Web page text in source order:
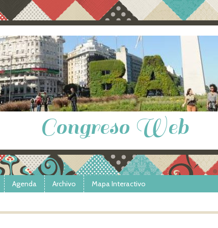
Congreso Web
Agenda Archivo Mapa Interactivo